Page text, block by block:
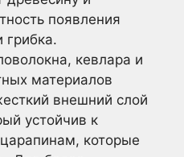
появления
грибка.
кевлара и
материалов
внешний слой
устойчив к
которые